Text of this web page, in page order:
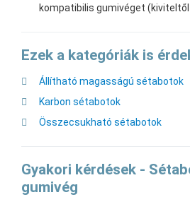
kompatibilis gumivéget
Ezek a kategóriák is
Állítható magasságú sétabotok
Karbon sétabotok
Összecsukható sétabotok
Gyakori kérdések -
gumivég